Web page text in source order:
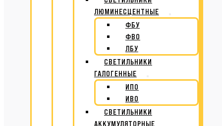
ЛЮМИНЕСЦЕНТНЫЕ
ФБУ
ФВО
ЛБУ
СВЕТИЛЬНИКИ
ГАЛОГЕННЫЕ
ИПО
ИВО
СВЕТИЛЬНИКИ
АККУМУЛЯТОРНЫЕ